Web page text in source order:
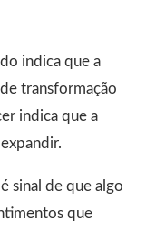
indica que a
transformação
indica que a
sinal de que algo
que